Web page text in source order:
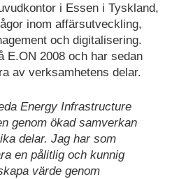
i Essen i Tyskland,
inom affärsutveckling,
och digitalisering.
E.ON 2008 och har sedan
av verksamhetens delar.
Energy Infrastructure
genom ökad samverkan
delar. Jag har som
en pålitlig och kunnig
värde genom